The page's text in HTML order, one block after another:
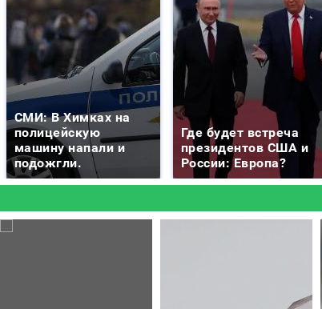
СМИ: В Химках на
полицейскую
машину напали и
подожгли.
Где будет встреча
президентов США и
России: Европа?